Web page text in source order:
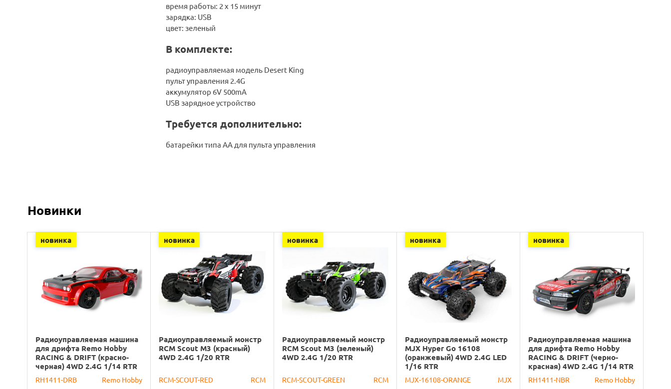
время работы: 2 х 15 минут
зарядка: USB
цвет: зеленый
В комплекте:
радиоуправляемая модель Desert King
пульт управления 2.4G
аккумулятор 6V 500mA
USB зарядное устройство
Требуется дополнительно:
батарейки типа AA для пульта управления
Новинки
новинка
Радиоуправляемая машина
для дрифта Remo Hobby
RACING & DRIFT (красно-
черная) 4WD 2.4G 1/14 RTR
RH1411-DRB
Remo Hobby
новинка
Радиоуправляемый монстр
RCM Scout M3 (красный)
4WD 2.4G 1/20 RTR
RCM-SCOUT-RED
RCM
новинка
Радиоуправляемый монстр
RCM Scout M3 (зеленый)
4WD 2.4G 1/20 RTR
RCM-SCOUT-GREEN
RCM
новинка
Радиоуправляемый монстр
MJX Hyper Go 16108
(оранжевый) 4WD 2.4G LED
1/16 RTR
MJX-16108-ORANGE
MJX
новинка
Радиоуправляемая машина
для дрифта Remo Hobby
RACING & DRIFT (черно-
красная) 4WD 2.4G 1/14 RTR
RH1411-NBR
Remo Hobby